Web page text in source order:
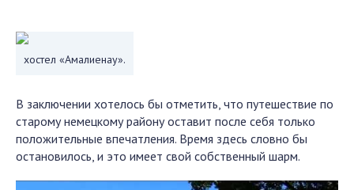
хостел «Амалиенау».
В заключении хотелось бы отметить, что путешествие по
старому немецкому району оставит после себя только
положительные впечатления. Время здесь словно бы
остановилось, и это имеет свой собственный шарм.